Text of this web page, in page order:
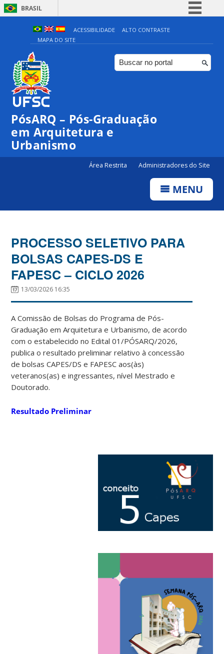
BRASIL
Simplifique!
Comunica BR
Participe
ACESSIBILIDADE
ALTO CONTRASTE
MAPA DO SITE
PósARQ – Pós-Graduação
em Arquitetura e
Urbanismo
Área Restrita Administradores do Site
MENU
PROCESSO SELETIVO PARA
BOLSAS CAPES-DS E
FAPESC – CICLO 2026
13/03/2026 16:35
A Comissão de Bolsas do Programa de Pós-
Graduação em Arquitetura e Urbanismo, de acordo
com o estabelecido no Edital 01/PÓSARQ/2026,
publica o resultado preliminar relativo à concessão
de bolsas CAPES/DS e FAPESC aos(às)
veteranos(as) e ingressantes, nível Mestrado e
Doutorado.
Resultado Preliminar